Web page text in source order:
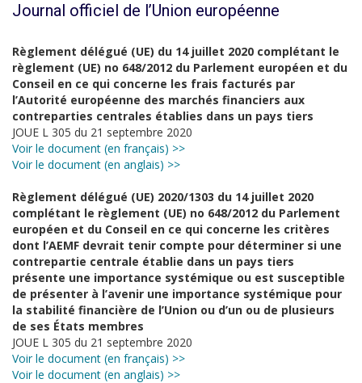
Journal officiel de l’Union européenne
Règlement délégué (UE) du 14 juillet 2020 complétant le
règlement (UE) no 648/2012 du Parlement européen et du
Conseil en ce qui concerne les frais facturés par
l’Autorité européenne des marchés financiers aux
contreparties centrales établies dans un pays tiers
JOUE L 305 du 21 septembre 2020
Voir le document (en français) >>
Voir le document (en anglais) >>
Règlement délégué (UE) 2020/1303 du 14 juillet 2020
complétant le règlement (UE) no 648/2012 du Parlement
européen et du Conseil en ce qui concerne les critères
dont l’AEMF devrait tenir compte pour déterminer si une
contrepartie centrale établie dans un pays tiers
présente une importance systémique ou est susceptible
de présenter à l’avenir une importance systémique pour
la stabilité financière de l’Union ou d’un ou de plusieurs
de ses États membres
JOUE L 305 du 21 septembre 2020
Voir le document (en français) >>
Voir le document (en anglais) >>